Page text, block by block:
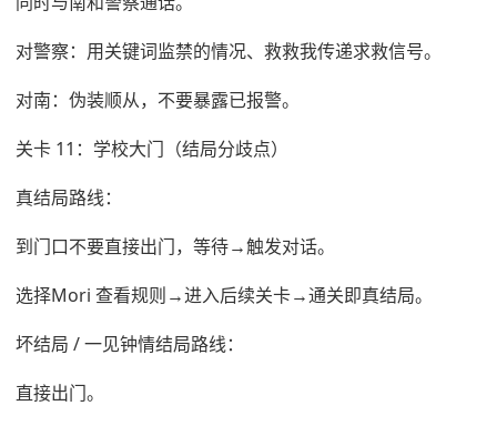
对警察：用关键词监禁的情况、救救我传递求救信号。
对南：伪装顺从，不要暴露已报警。
关卡 11：学校大门（结局分歧点）
真结局路线：
到门口不要直接出门，等待→触发对话。
选择Mori 查看规则→进入后续关卡→通关即真结局。
坏结局 / 一见钟情结局路线：
直接出门。